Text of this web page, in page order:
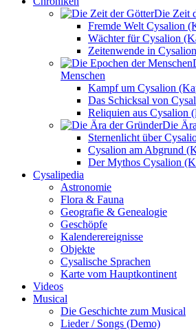
Die Zeit
Fremde Welt Cysalion
Wächter für Cysalion
Zeitenwende in
Menschen
Kampf um Cysalion
Das Schicksal von
Reliquien aus Cysalion
Die
Sternenlicht über
Cysalion am Abgrund
Der Mythos Cysalion
Cysalipedia
Astronomie
Flora & Fauna
Geografie & Genealogie
Geschöpfe
Kalenderereignisse
Objekte
Cysalische Sprachen
Karte vom Hauptkontinent
Videos
Musical
Die Geschichte zum Musical
Lieder / Songs (Demo)